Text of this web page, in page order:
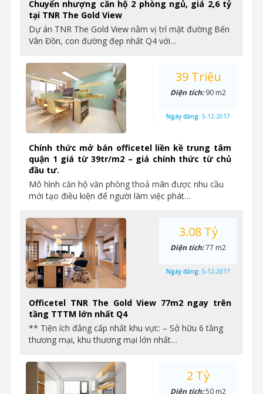
Chuyển nhượng căn hộ 2 phòng ngủ, giá 2,6 tỷ
tại TNR The Gold View
Dự án TNR The Gold View nằm vị trí mặt đường Bến
Vân Đồn, con đường đẹp nhất Q4 với…
Chính thức mở bán officetel liền kề trung tâm
quận 1 giá từ 39tr/m2 – giá chính thức từ chủ
đầu tư.
Mô hình căn hộ văn phòng thoả mãn được nhu cầu
mới tạo điều kiện để người làm việc phát…
39 Triệu
Diện tích:90 m2
Ngày đăng: 5-12-2017
Officetel TNR The Gold View 77m2 ngay trên
tầng TTTM lớn nhất Q4
** Tiện ích đẳng cấp nhất khu vực: – Sở hữu 6 tầng
thương mại, khu thương mại lớn nhất…
3.08 Tỷ
Diện tích:77 m2
Ngày đăng: 5-12-2017
2 Tỷ
Diện tích:50 m2